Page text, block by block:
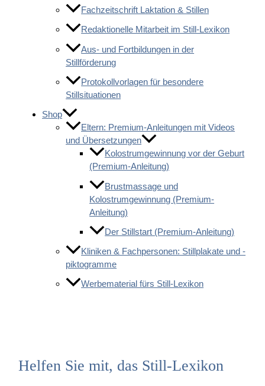
Fachzeitschrift Laktation & Stillen
Redaktionelle Mitarbeit im Still-Lexikon
Aus- und Fortbildungen in der
Stillförderung
Protokollvorlagen für besondere
Stillsituationen
Shop
Eltern: Premium-Anleitungen mit Videos
und Übersetzungen
Kolostrumgewinnung vor der Geburt
(Premium-Anleitung)
Brustmassage und
Kolostrumgewinnung (Premium-
Anleitung)
Der Stillstart (Premium-Anleitung)
Kliniken & Fachpersonen: Stillplakate und -
piktogramme
Werbematerial fürs Still-Lexikon
Helfen Sie mit, das Still-Lexikon